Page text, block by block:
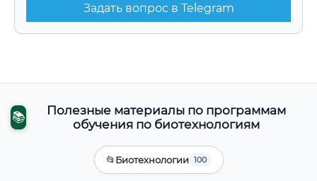
Задать вопрос в Telegram
📚
Полезные материалы по программам
обучения по биотехнологиям
📂Биотехнологии 100